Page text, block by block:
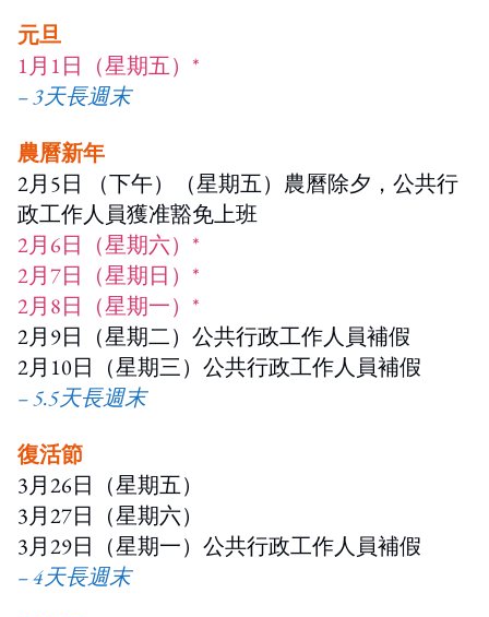
元旦
1月1日（星期五）*
– 3天長週末
農曆新年
2月5日 （下午）（星期五）農曆除夕，公共行
政工作人員獲准豁免上班
2月6日（星期六）*
2月7日（星期日）*
2月8日（星期一）*
2月9日（星期二）公共行政工作人員補假
2月10日（星期三）公共行政工作人員補假
– 5.5天長週末
復活節
3月26日（星期五）
3月27日（星期六）
3月29日（星期一）公共行政工作人員補假
– 4天長週末